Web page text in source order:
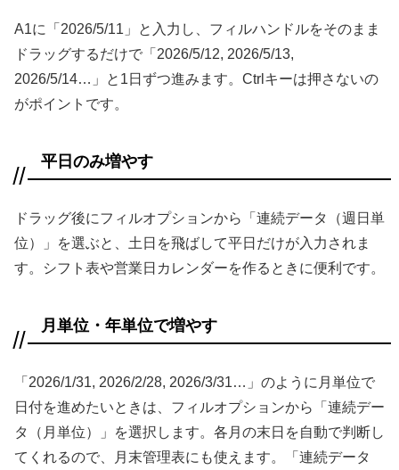
A1に「2026/5/11」と入力し、フィルハンドルをそのまま
ドラッグするだけで「2026/5/12, 2026/5/13,
2026/5/14…」と1日ずつ進みます。Ctrlキーは押さないの
がポイントです。
平日のみ増やす
ドラッグ後にフィルオプションから「連続データ（週日単
位）」を選ぶと、土日を飛ばして平日だけが入力されま
す。シフト表や営業日カレンダーを作るときに便利です。
月単位・年単位で増やす
「2026/1/31, 2026/2/28, 2026/3/31…」のように月単位で
日付を進めたいときは、フィルオプションから「連続デー
タ（月単位）」を選択します。各月の末日を自動で判断し
てくれるので、月末管理表にも使えます。「連続データ